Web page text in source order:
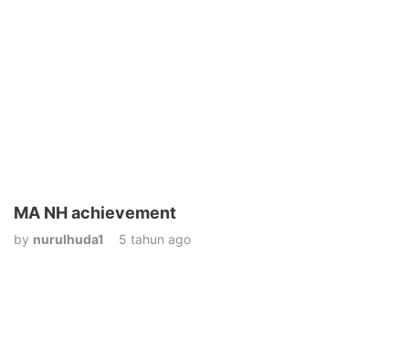
MA NH achievement
by nurulhuda1 5 tahun ago